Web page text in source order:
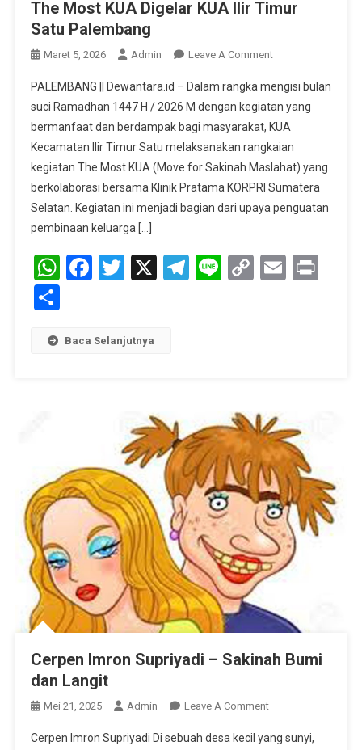
The Most KUA Digelar KUA Ilir Timur
Satu Palembang
Maret 5, 2026 Admin Leave A CommentOn
Most
KUA
Digelar
KUA
Ilir
Timur
Satu
PALEMBANG || Dewantara.id – Dalam rangka mengisi bulan
suci Ramadhan 1447 H / 2026 M dengan kegiatan yang
bermanfaat dan berdampak bagi masyarakat, KUA
Kecamatan Ilir Timur Satu melaksanakan rangkaian
kegiatan The Most KUA (Move for Sakinah Maslahat) yang
berkolaborasi bersama Klinik Pratama KORPRI Sumatera
Selatan. Kegiatan ini menjadi bagian dari upaya penguatan
pembinaan keluarga […]
WhatsApp
Facebook
Twitter
X Telegram
LineCopyEmail
Share
Baca Selanjutnya
Cerpen Imron Supriyadi – Sakinah Bumi
dan Langit
Mei 21, 2025 Admin Leave A CommentOn
Imron
Cerpen Imron Supriyadi Di sebuah desa kecil yang sunyi,